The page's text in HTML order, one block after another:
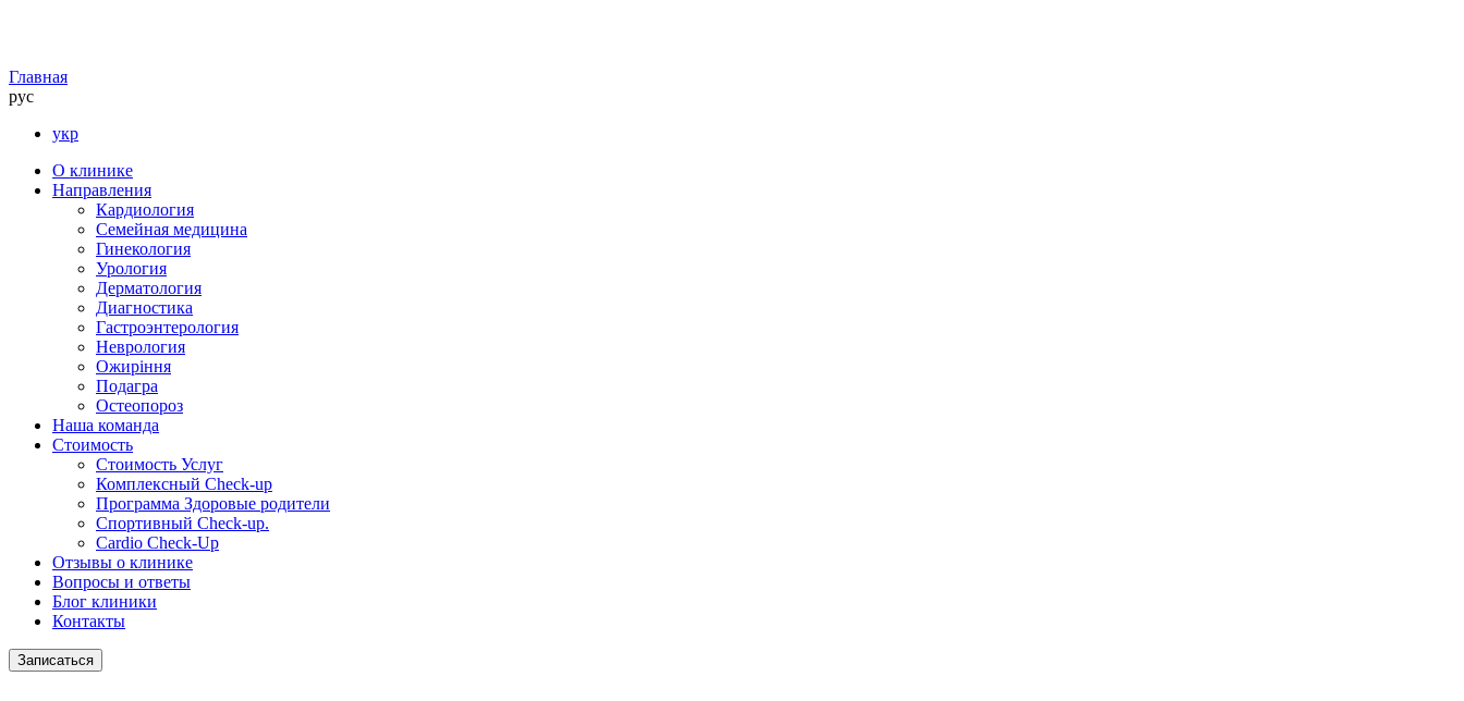
Главная
рус
укр
О клинике
Направления
Кардиология
Семейная медицина
Гинекология
Урология
Дерматология
Диагностика
Гастроэнтерология
Неврология
Ожиріння
Подагра
Остеопороз
Наша команда
Стоимость
Стоимость Услуг
Комплексный Check-up
Программа Здоровые родители
Спортивный Check-up.
Cardio Check-Up
Отзывы о клинике
Вопросы и ответы
Блог клиники
Контакты
Записаться